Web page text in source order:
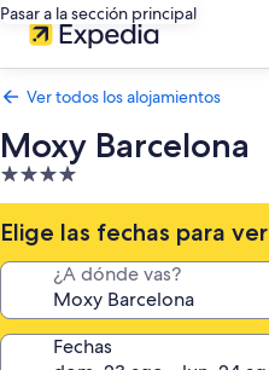
Pasar a la sección principal
Ver todos los alojamientos
Moxy Barcelona
Alojamiento
de
4.0 estrellas
Elige las fechas para
¿A dónde vas?
Fechas